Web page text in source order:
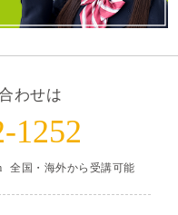
わせは
1252
全国・海外から受講可能